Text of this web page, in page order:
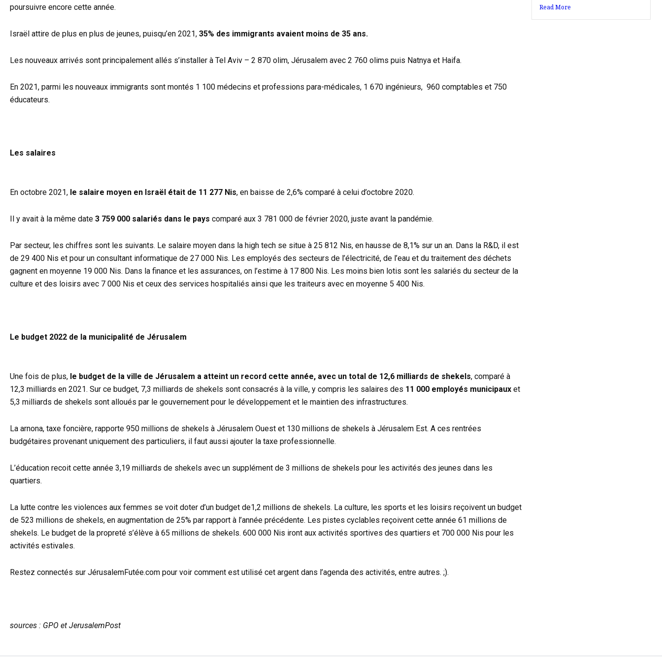
poursuivre encore cette année.
Israël attire de plus en plus de jeunes, puisqu’en 2021, 35% des immigrants avaient moins de 35 ans.
Les nouveaux arrivés sont principalement allés s’installer à Tel Aviv – 2 870 olim, Jérusalem avec 2 760 olims puis Natnya et Haifa.
En 2021, parmi les nouveaux immigrants sont montés 1 100 médecins et professions para-médicales, 1 670 ingénieurs, 960 comptables et 750
éducateurs.
Les salaires
En octobre 2021, le salaire moyen en Israël était de 11 277 Nis, en baisse de 2,6% comparé à celui d’octobre 2020.
Il y avait à la même date 3 759 000 salariés dans le pays comparé aux 3 781 000 de février 2020, juste avant la pandémie.
Par secteur, les chiffres sont les suivants. Le salaire moyen dans la high tech se situe à 25 812 Nis, en hausse de 8,1% sur un an. Dans la R&D, il est
de 29 400 Nis et pour un consultant informatique de 27 000 Nis. Les employés des secteurs de l’électricité, de l’eau et du traitement des déchets
gagnent en moyenne 19 000 Nis. Dans la finance et les assurances, on l’estime à 17 800 Nis. Les moins bien lotis sont les salariés du secteur de la
culture et des loisirs avec 7 000 Nis et ceux des services hospitaliés ainsi que les traiteurs avec en moyenne 5 400 Nis.
Le budget 2022 de la municipalité de Jérusalem
Une fois de plus, le budget de la ville de Jérusalem a atteint un record cette année, avec un total de 12,6 milliards de shekels, comparé à
12,3 milliards en 2021. Sur ce budget, 7,3 milliards de shekels sont consacrés à la ville, y compris les salaires des 11 000 employés municipaux et
5,3 milliards de shekels sont alloués par le gouvernement pour le développement et le maintien des infrastructures.
La arnona, taxe foncière, rapporte 950 millions de shekels à Jérusalem Ouest et 130 millions de shekels à Jérusalem Est. A ces rentrées
budgétaires provenant uniquement des particuliers, il faut aussi ajouter la taxe professionnelle.
L’éducation recoit cette année 3,19 milliards de shekels avec un supplément de 3 millions de shekels pour les activités des jeunes dans les
quartiers.
La lutte contre les violences aux femmes se voit doter d’un budget de1,2 millions de shekels. La culture, les sports et les loisirs reçoivent un budget
de 523 millions de shekels, en augmentation de 25% par rapport à l’année précédente. Les pistes cyclables reçoivent cette année 61 millions de
shekels. Le budget de la propreté s’élève à 65 millions de shekels. 600 000 Nis iront aux activités sportives des quartiers et 700 000 Nis pour les
activités estivales.
Restez connectés sur JérusalemFutée.com pour voir comment est utilisé cet argent dans l’agenda des activités, entre autres. ;).
sources : GPO et JerusalemPost
Read More